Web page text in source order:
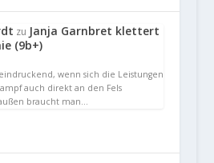
zu Janja Garnbret klettert
(9b+)
wenn sich die Leistungen
auch direkt an den Fels
braucht man…